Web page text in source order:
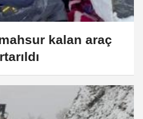
kalan araç